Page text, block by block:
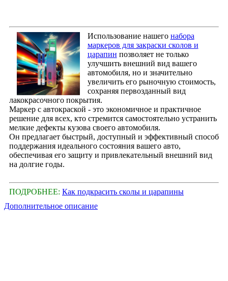
Использование нашего набора
маркеров для закраски сколов и
царапин позволяет не только
улучшить внешний вид вашего
автомобиля, но и значительно
увеличить его рыночную стоимость,
сохраняя первозданный вид
лакокрасочного покрытия.
Маркер с автокраской - это экономичное и практичное
решение для всех, кто стремится самостоятельно устранить
мелкие дефекты кузова своего автомобиля.
Он предлагает быстрый, доступный и эффективный способ
поддержания идеального состояния вашего авто,
обеспечивая его защиту и привлекательный внешний вид
на долгие годы.
ПОДРОБНЕЕ: Как подкрасить сколы и царапины
Дополнительное описание